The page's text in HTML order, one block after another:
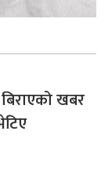
खबर